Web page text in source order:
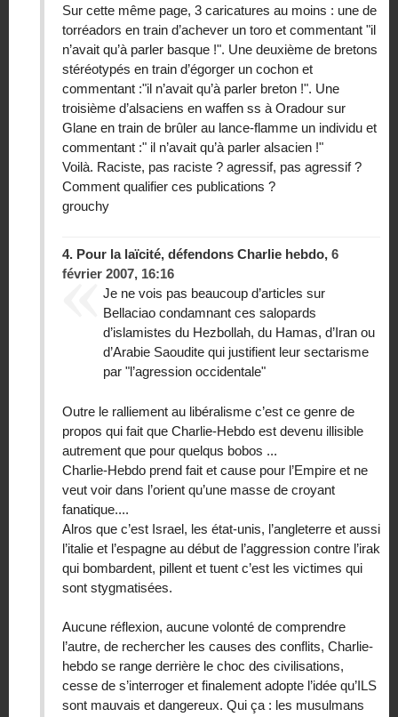
Sur cette même page, 3 caricatures au moins : une de
torréadors en train d’achever un toro et commentant "il
n’avait qu’à parler basque !". Une deuxième de bretons
stéréotypés en train d’égorger un cochon et
commentant :"il n’avait qu’à parler breton !". Une
troisième d’alsaciens en waffen ss à Oradour sur
Glane en train de brûler au lance-flamme un individu et
commentant :" il n’avait qu’à parler alsacien !"
Voilà. Raciste, pas raciste ? agressif, pas agressif ?
Comment qualifier ces publications ?
grouchy
4. Pour la laïcité, défendons Charlie hebdo, 6
février 2007, 16:16
Je ne vois pas beaucoup d’articles sur
Bellaciao condamnant ces salopards
d’islamistes du Hezbollah, du Hamas, d’Iran ou
d’Arabie Saoudite qui justifient leur sectarisme
par "l’agression occidentale"
Outre le ralliement au libéralisme c’est ce genre de
propos qui fait que Charlie-Hebdo est devenu illisible
autrement que pour quelqus bobos ...
Charlie-Hebdo prend fait et cause pour l’Empire et ne
veut voir dans l’orient qu’une masse de croyant
fanatique....
Alros que c’est Israel, les état-unis, l’angleterre et aussi
l’italie et l’espagne au début de l’aggression contre l’irak
qui bombardent, pillent et tuent c’est les victimes qui
sont stygmatisées.
Aucune réflexion, aucune volonté de comprendre
l’autre, de rechercher les causes des conflits, Charlie-
hebdo se range derrière le choc des civilisations,
cesse de s’interroger et finalement adopte l’idée qu’ILS
sont mauvais et dangereux. Qui ça : les musulmans